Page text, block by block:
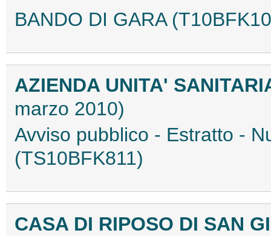
BANDO DI GARA
AZIENDA UNITA'
marzo 2010)
Avviso pubblico - Estratto -
(TS10BFK811)
CASA DI RIPOSO DI SAN